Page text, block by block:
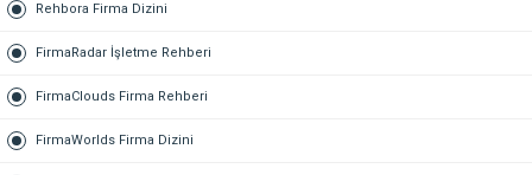
Rehbora Firma Dizini
FirmaRadar İşletme Rehberi
FirmaClouds Firma Rehberi
FirmaWorlds Firma Dizini